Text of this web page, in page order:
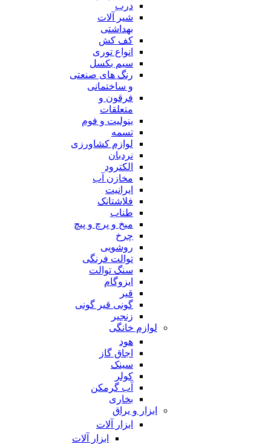
درب
شیر آلات
بهداشتی
کف کش
انواع توری
سیم بکسل
رنگ های صنعتی
و ساختمانی
فرقون و
متعلقات
ینولیت و فوم
تسمه
لوازم کشاورزی
نردبان
الکترود
مخازن آب
ایرانیت
فلاشتانک
طناب
میخ و پرچ و پیچ
چرخ
روشویی
توالت فرنگی
سنگ توالت
ایزوگام
قیر
گونی قیر گونی
زنجیر
لوازم خانگی
هود
اجاق گاز
سینک
کولر
آب گرمکن
بخاری
ابزار و یراق
ابزار آلات
ابزار آلات